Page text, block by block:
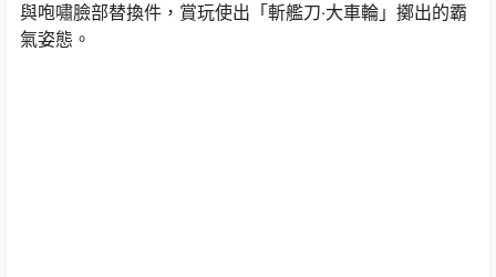
與咆嘯臉部替換件，賞玩使出「斬艦刀‧大車輪」擲出的霸
氣姿態。